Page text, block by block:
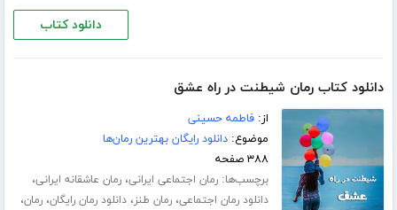
دانلود کتاب
دانلود کتاب رمان شیطنت در راه عشق
از:فاطمه حسینی
موضوع:دانلود رایگان بهترین رمان‌ها
۳۸۸ صفحه
برچسب‌ها:رمان اجتماعی ایرانی،رمان عاشقانه ایرانی،
دانلود رمان اجتماعی،رمان طنز،دانلود رمان رایگان،رمان،